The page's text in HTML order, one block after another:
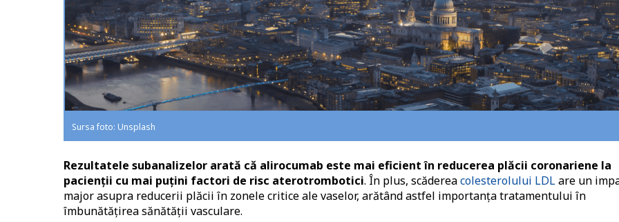
Sursa foto: Unsplash
Rezultatele subanalizelor arată că alirocumab este mai eficient în reducerea plăcii coronariene la
pacienții cu mai puțini factori de risc aterotrombotici. În plus, scădereacolesterolului LDLare un
major asupra reducerii plăcii în zonele critice ale vaselor, arătând astfel importanța tratamentului în
îmbunătățirea sănătății vasculare.